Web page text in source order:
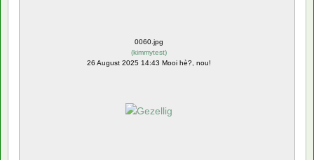
0060.jpg
(kimmytest)
26 August 2025 14:43 Mooi hè?, nou!